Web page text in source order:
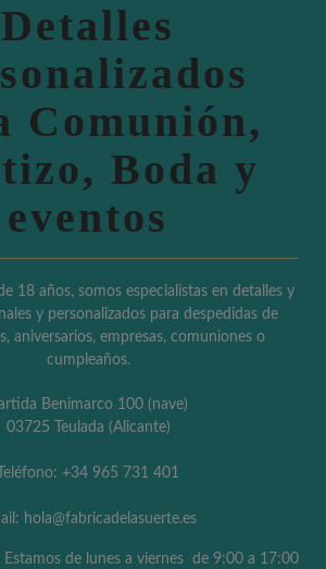
Detalles
Comunión,
Boda y
eventos
18 años, somos especialistas en detalles y
y personalizados para despedidas de
aniversarios, empresas, comuniones o
cumpleaños.
Benimarco 100 (nave)
03725 Teulada (Alicante)
Teléfono: +34 965 731 401
hola@fabricadelasuerte.es
Estamos de lunes a viernes de 9:00 a 17:00